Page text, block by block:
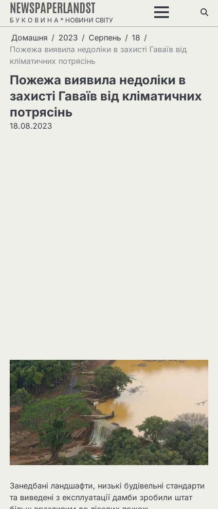
Перейти
вмісту
NEWSPAPERLANDST
Б У К О В И Н А * НОВИНИ СВІТУ
Домашня 2023 Серпень
18
Пожежа виявила недоліки в захисті Гаваїв від
кліматичних потрясінь
Пожежа виявила недоліки в
захисті Гаваїв від кліматичних
потрясінь
18.08.2023
Занедбані ландшафти, низькі будівельні стандарти
та виведені з експлуатації дамби зробили штат